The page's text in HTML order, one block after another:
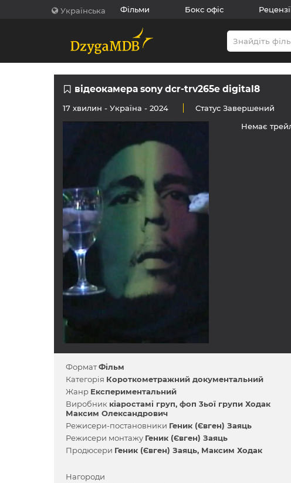
Українська Фільми Бокс офіс
відеокамера sony dcr-trv265e digital8
17 хвилин - Україна - 2024 Статус Завершений
Немає
ФорматФільм
Категорія Короткометражний документальний
Жанр Експериментальний
Виробник кіаростамі груп фоп 3ьої групи Ходак
Максим Олександрович
Режисери-постановники Геник (Євген) Заяць
Режисери монтажу Геник (Євген) Заяць
Продюсери Геник (Євген) Заяць Максим Ходак
Нагороди